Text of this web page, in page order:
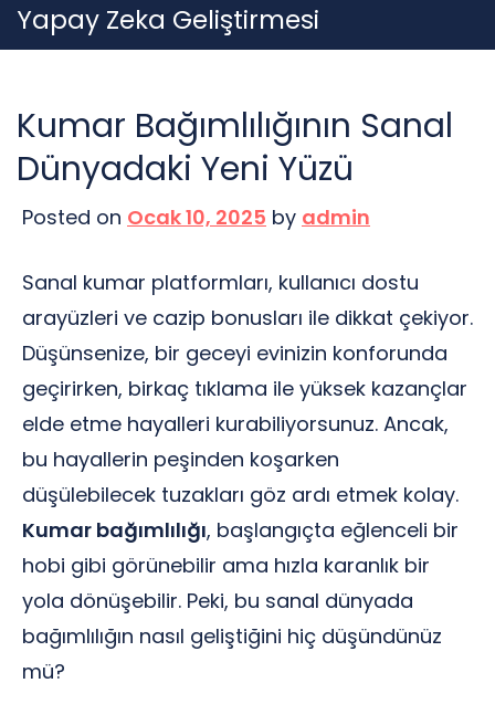
Skip
to
Yapay Zeka Geliştirmesi
Kumar Bağımlılığının Sanal
Dünyadaki Yeni Yüzü
Posted on Ocak 10, 2025 by admin
Sanal kumar platformları, kullanıcı dostu
arayüzleri ve cazip bonusları ile dikkat çekiyor.
Düşünsenize, bir geceyi evinizin konforunda
geçirirken, birkaç tıklama ile yüksek kazançlar
elde etme hayalleri kurabiliyorsunuz. Ancak,
bu hayallerin peşinden koşarken
düşülebilecek tuzakları göz ardı etmek kolay.
Kumar bağımlılığı, başlangıçta eğlenceli bir
hobi gibi görünebilir ama hızla karanlık bir
yola dönüşebilir. Peki, bu sanal dünyada
bağımlılığın nasıl geliştiğini hiç düşündünüz
mü?